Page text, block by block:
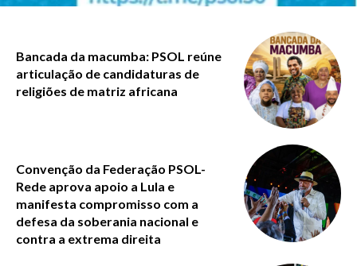
Bancada da macumba: PSOL reúne
articulação de candidaturas de
religiões de matriz africana
Convenção da Federação PSOL-
Rede aprova apoio a Lula e
manifesta compromisso com a
defesa da soberania nacional e
contra a extrema direita